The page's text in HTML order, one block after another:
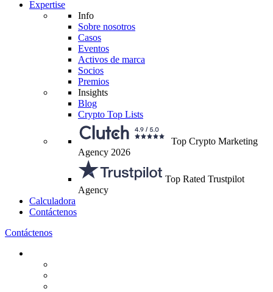
Expertise
Info
Sobre nosotros
Casos
Eventos
Activos de marca
Socios
Premios
Insights
Blog
Crypto Top Lists
Top Crypto Marketing
Agency 2026
Top Rated Trustpilot
Agency
Calculadora
Contáctenos
Contáctenos